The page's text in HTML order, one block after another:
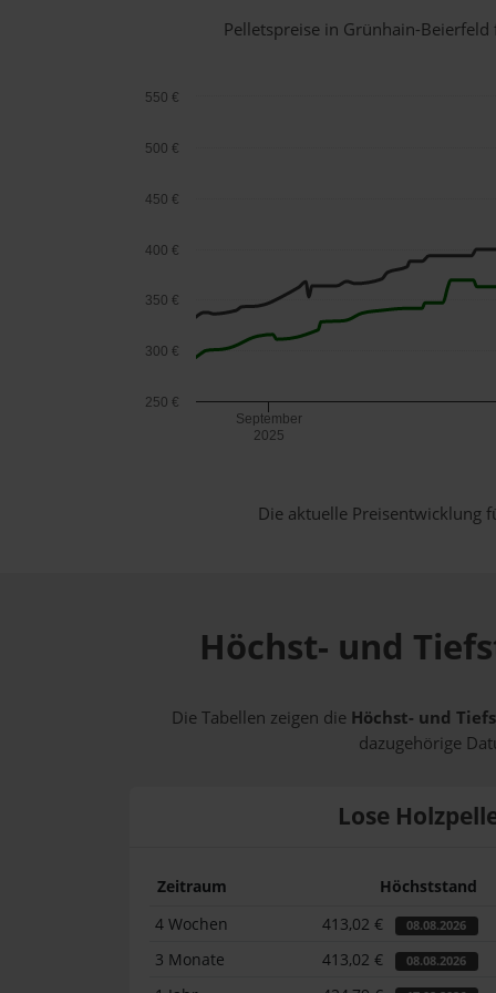
Pelletspreise in Grünhain-
September
2025
250 €
300 €
350 €
400 €
450 €
500 €
550 €
Die aktuelle Preisentwicklung
Höchst- und
Die Tabellen zeigen die Höchst- und
dazugehörige
Lose
Zeitraum Höchststand
4 Wochen
413,02 € 08.08.2026
3 Monate 413,02 € 08.08.2026